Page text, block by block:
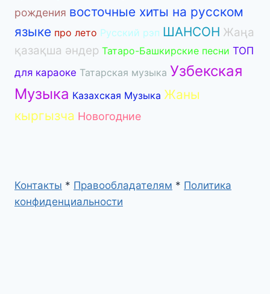
рождения восточные хиты на русском
языке про лето Русский рэп ШАНСОН Жаңа
қазақша әндер Татаро-Башкирские песни ТОП
для караоке Татарская музыка Узбекская
Музыка Казахская Музыка Жаны
кыргызча Новогодние
Контакты * Правообладателям * Политика
конфиденциальности